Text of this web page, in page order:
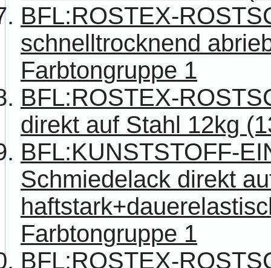
BFL:ROSTEX-
schnelltrocknend
Farbtongruppe 1
BFL:ROSTEX-
direkt auf Stahl 12kg
BFL:KUNSTSTOFF-
Schmiedelack direkt
Farbtongruppe 1
BFL:ROSTEX-